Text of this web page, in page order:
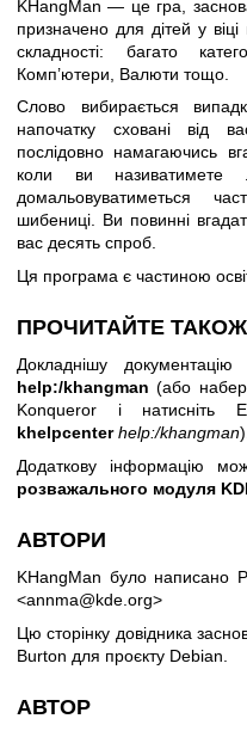
KHangMan — це гра,
призначено для дітей у віці
складності: багато
Комп’ютери, Валюти тощо.
Слово вибирається
напочатку сховані від
послідовно намагаючись
коли ви називатимете
домальовуватиметься
шибениці. Ви повинні
вас десять спроб.
Ця програма є частиною
ПРОЧИТАЙТЕ ТАКОЖ
Докладнішу
help:/khangman (або
Konqueror і натисніть
khelpcenter help:/khangman
Додаткову інформацію
розважального модуля
АВТОРИ
KHangMan було написано
<annma@kde.org>
Цю сторінку довідника
Burton для проєкту Debian.
АВТОР